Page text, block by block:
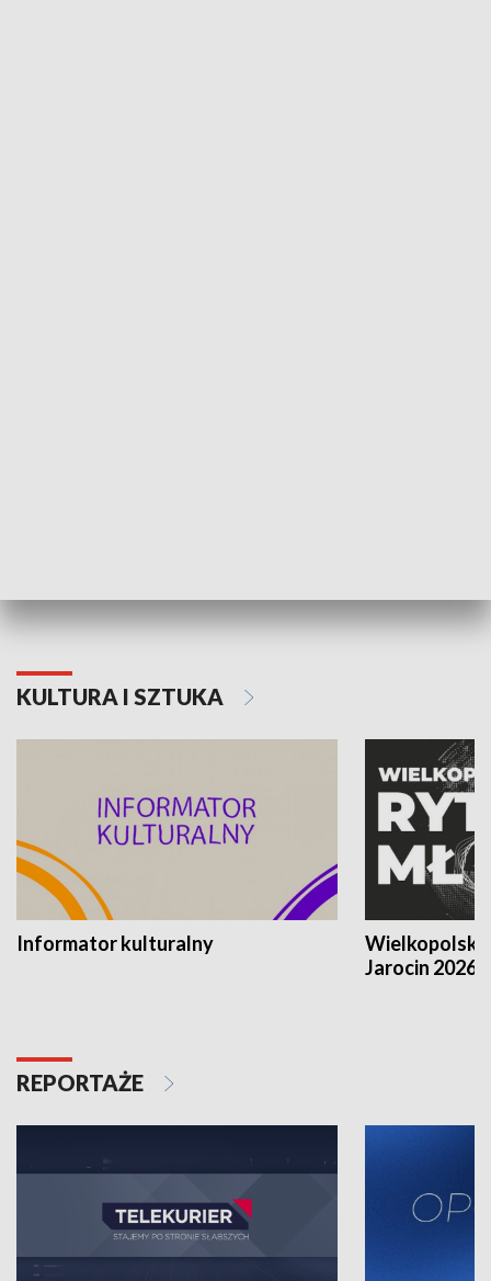
KULTURA I SZTUKA
Informator kulturalny
Jarocin 2026
REPORTAŻE